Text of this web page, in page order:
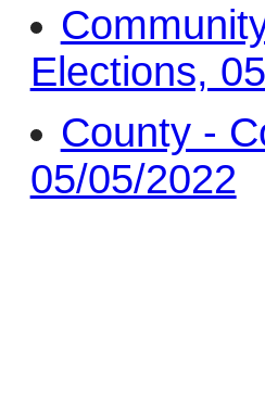
Elections,
County -
05/05/2022